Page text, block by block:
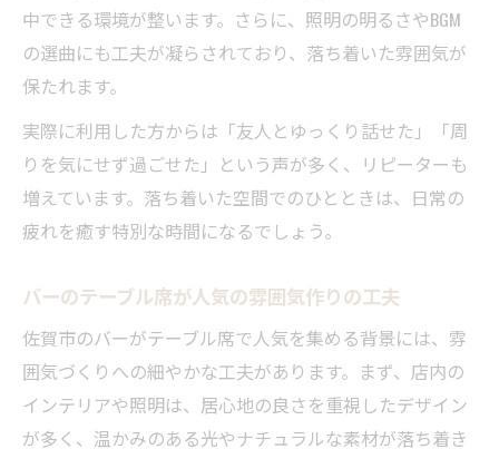
中できる環境が整います。さらに、照明の明るさやBGM
の選曲にも工夫が凝らされており、落ち着いた雰囲気が
保たれます。
実際に利用した方からは「友人とゆっくり話せた」「周
りを気にせず過ごせた」という声が多く、リピーターも
増えています。落ち着いた空間でのひとときは、日常の
疲れを癒す特別な時間になるでしょう。
バーのテーブル席が人気の雰囲気作りの工夫
佐賀市のバーがテーブル席で人気を集める背景には、雰
囲気づくりへの細やかな工夫があります。まず、店内の
インテリアや照明は、居心地の良さを重視したデザイン
が多く、温かみのある光やナチュラルな素材が落ち着き